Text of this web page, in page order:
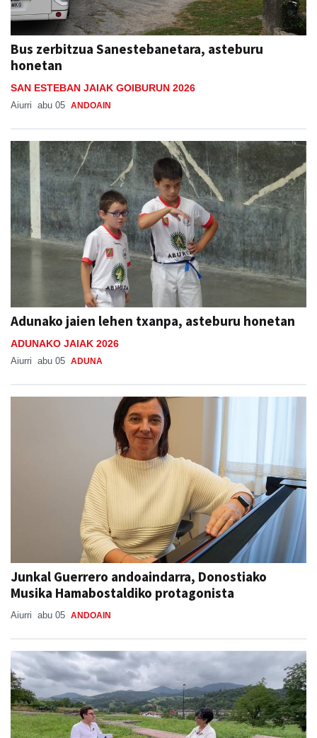
Bus zerbitzua Sanestebanetara, asteburu
honetan
SAN ESTEBAN JAIAK GOIBURUN 2026
Aiurri abu 05 ANDOAIN
Adunako jaien lehen txanpa, asteburu honetan
ADUNAKO JAIAK 2026
Aiurri abu 05 ADUNA
Junkal Guerrero andoaindarra, Donostiako
Musika Hamabostaldiko protagonista
Aiurri abu 05 ANDOAIN